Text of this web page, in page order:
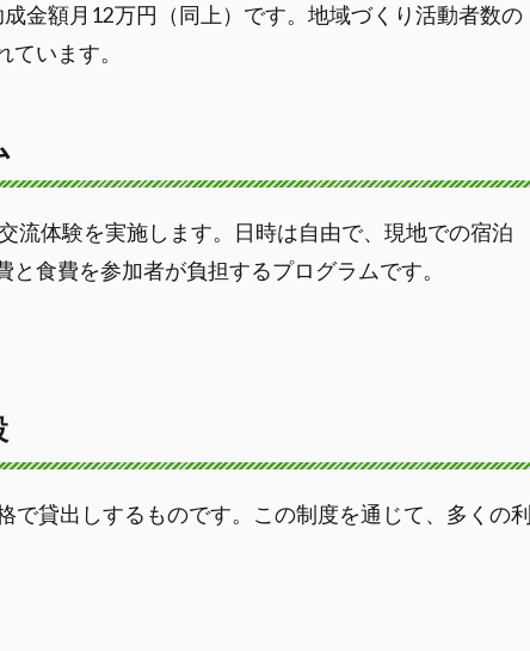
金額月12万円（同上）です。地域づくり活動者数の
います。
流体験を実施します。日時は自由で、現地での宿泊
食費を参加者が負担するプログラムです。
で貸出しするものです。この制度を通じて、多くの利